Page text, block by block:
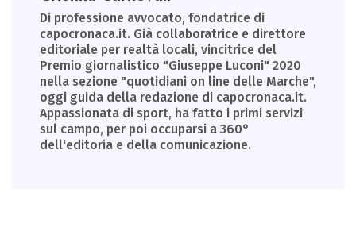
Di professione avvocato, fondatrice di
capocronaca.it. Già collaboratrice e direttore
editoriale per realtà locali, vincitrice del
Premio giornalistico "Giuseppe Luconi" 2020
nella sezione "quotidiani on line delle Marche",
oggi guida della redazione di capocronaca.it.
Appassionata di sport, ha fatto i primi servizi
sul campo, per poi occuparsi a 360°
dell'editoria e della comunicazione.